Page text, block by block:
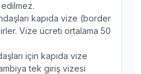
kapıda vize (border
Vize ücreti ortalama 50
için kapıda vize
tek giriş vizesi